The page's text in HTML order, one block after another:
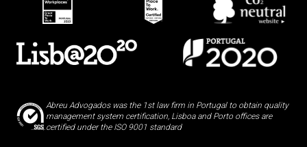
Abreu Advogados was the 1st law firm in Portugal to obtain quality
management system certification, Lisboa and Porto offices are
certified under the ISO 9001 standard